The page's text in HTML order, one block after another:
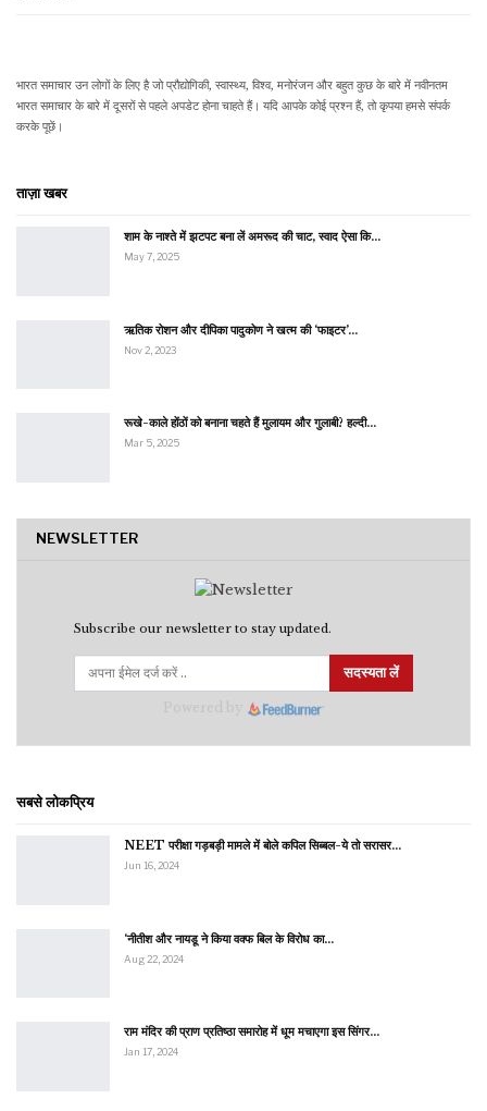
भारत समाचार उन लोगों के लिए है जो प्रौद्योगिकी, स्वास्थ्य, विश्व, मनोरंजन और बहुत कुछ के बारे में नवीनतम
भारत समाचार के बारे में दूसरों से पहले अपडेट होना चाहते हैं। यदि आपके कोई प्रश्न हैं, तो कृपया हमसे संपर्क
करके पूछें।
ताज़ा खबर
शाम के नाश्ते में झटपट बना लें अमरूद की चाट, स्वाद ऐसा कि…
May 7, 2025
ऋतिक रोशन और दीपिका पादुकोण ने खत्म की ‘फाइटर’…
Nov 2, 2023
रूखे-काले होंठों को बनाना चहते हैं मुलायम और गुलाबी? हल्दी…
Mar 5, 2025
NEWSLETTER
Subscribe our newsletter to stay updated.
सदस्यता लें
सबसे लोकप्रिय
NEET परीक्षा गड़बड़ी मामले में बोले कपिल सिब्बल-ये तो सरासर…
Jun 16, 2024
‘नीतीश और नायडू ने किया वक्फ बिल के विरोध का…
Aug 22, 2024
राम मंदिर की प्राण प्रतिष्ठा समारोह में धूम मचाएगा इस सिंगर…
Jan 17, 2024